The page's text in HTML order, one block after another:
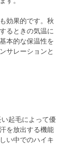
効果的です。秋
るときの気温に
本的な保温性を
サレーションと
い起毛によって優
を放出する機能
い中でのハイキ